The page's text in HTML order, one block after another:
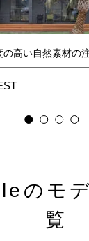
の高い自然素材の
のモ
覧